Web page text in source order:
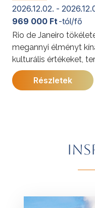
2026.12.02. -
Rio de Janeiro
megannyi élményt
kulturális értékeket,
kincseket, világhírű
szambát és a
További
A programok
969 000 Ft-tól/fő
Részletek